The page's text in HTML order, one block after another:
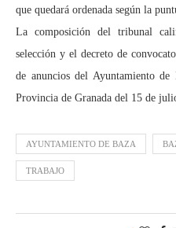
que quedará ordenada según la
La composición del tribunal
selección y el decreto de
de anuncios del Ayuntamiento
Provincia de Granada del 15 de
AYUNTAMIENTO DE BAZA
TRABAJO